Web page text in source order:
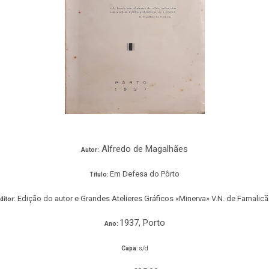
Autor: Alfredo de Magalhães
Título: Em Defesa do Pôrto
Edição do autor e Grandes Atelieres Gráficos «Minerva» V.N. de
Ano: 1937, Porto
Capa: s/d